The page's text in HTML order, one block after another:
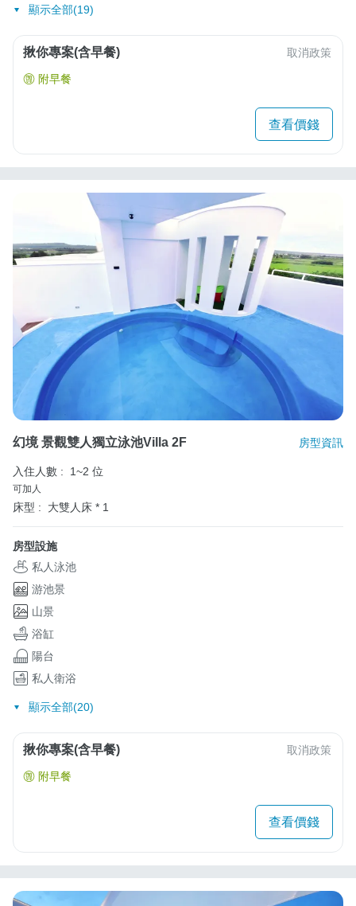
顯示全部(19)
揪你專案(含早餐) 取消政策
附早餐
查看價錢
幻境 景觀雙人獨立泳池Villa 2F 房型資訊
入住人數 : 1~2 位
可加人
床型 : 大雙人床 * 1
房型設施
私人泳池
游池景
山景
浴缸
陽台
私人衛浴
顯示全部(20)
揪你專案(含早餐) 取消政策
附早餐
查看價錢